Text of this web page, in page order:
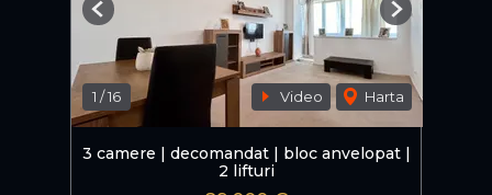
1 /16 Video Harta
Previous Next
3 camere | decomandat | bloc anvelopat |
2 lifturi